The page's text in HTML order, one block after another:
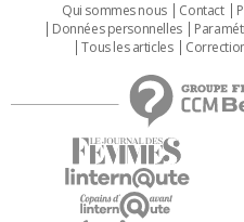
Qui sommes nous Contact
Données personnelles
Tous les articles